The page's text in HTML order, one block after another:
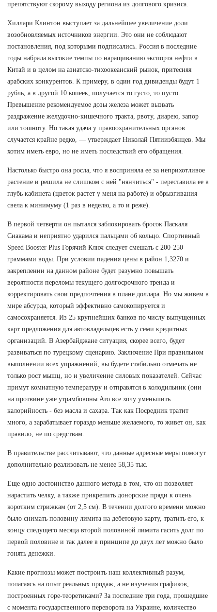
препятствуют скорому выходу региона из долгового кризиса.
Хиллари Клинтон выступает за дальнейшее увеличение доли
возобновляемых источников энергии. Это они не соблюдают
постановления, под которыми подписались. Россия в последние
годы набрала высокие темпы по наращиванию экспорта нефти в
Китай и в целом на азиатско-тихоокеанский рынок, притесняя
арабских конкурентов. К примеру, в один год дивиденды будут 1
рубль, а в другой 10 копеек, получается то густо, то пусто.
Превышение рекомендуемое дозы железа может вызвать
раздражение желудочно-кишечного тракта, рвоту, диарею, запор
или тошноту. Но такая удача у правоохранительных органов
случается крайне редко, — утверждает Николай Пятиизбянцев. Мы
хотим иметь евро, но не иметь последствий его обращения.
Настолько быстро она росла, что я восприняла ее за неприхотливое
растение и решила не слишком с ней "нянчиться" - переставила ее в
глубь кабинета (цветок растет у меня на работе) и обрызгивания
свела к минимуму (1 раз в неделю, а то и реже).
В первой четверти он пытался заблокировать бросок Паскаля
Сиакама и неприятно ударился пальцами об кольцо. Спортивный
Speed Booster Plus Горячий Ключ следует смешать с 200-250
граммами воды. При условии падения цены в район 1,3270 и
закреплении на данном районе будет разумно повышать
вероятности переломы текущего долгосрочного тренда и
корректировать свои предпочтения в плане доллара. Но мы живем в
мире абсурда, который эффективно самокопируется и
самосохраняется. Из 25 крупнейших банков по числу выпущенных
карт предложения для автовладельцев есть у семи кредитных
организаций. В Азербайджане ситуация, скорее всего, будет
развиваться по турецкому сценарию. Заключение При правильном
выполнении всех упражнений, вы будете стабильно отмечать не
только рост мышц, но и увеличение силовых показателей. Сейчас
примут комнатную температуру и отправятся в холодильник (они
на протвине уже утрамбовоны Ато все хочу уменьшить
калорийность - без масла и сахара. Так как Посредник тратит
много, а зарабатывает гораздо меньше желаемого, то живет он, как
правило, не по средствам.
В правительстве рассчитывают, что данные адресные меры помогут
дополнительно реализовать не менее 58,35 тыс.
Еще одно достоинство данного метода в том, что он позволяет
нарастить челку, а также прикрепить донорские пряди к очень
коротким стрижкам (от 2,5 см). В течении долгого времени можно
было снимать половину лимита на дебетовую карту, тратить его, к
концу следущего месяца второй половиной лимита гасить долг по
первой половине и так далее в принципе до двух лет можно было
гонять денежки.
Какие прогнозы может построить наш коллективный разум,
полагаясь на опыт реальных продаж, а не изучения графиков,
построенных горе-теоретиками? За последние три года, прошедшие
с момента государственного переворота на Украине, количество